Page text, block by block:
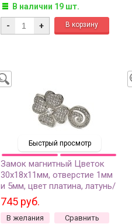
В наличии 19 шт.
- +
Быстрый просмотр
Замок магнитный Цветок
30х18х11мм, отверстие 1мм
и 5мм, цвет платина, латунь/
цирконий, 10-039, 1шт
745 руб.
В желания Сравнить